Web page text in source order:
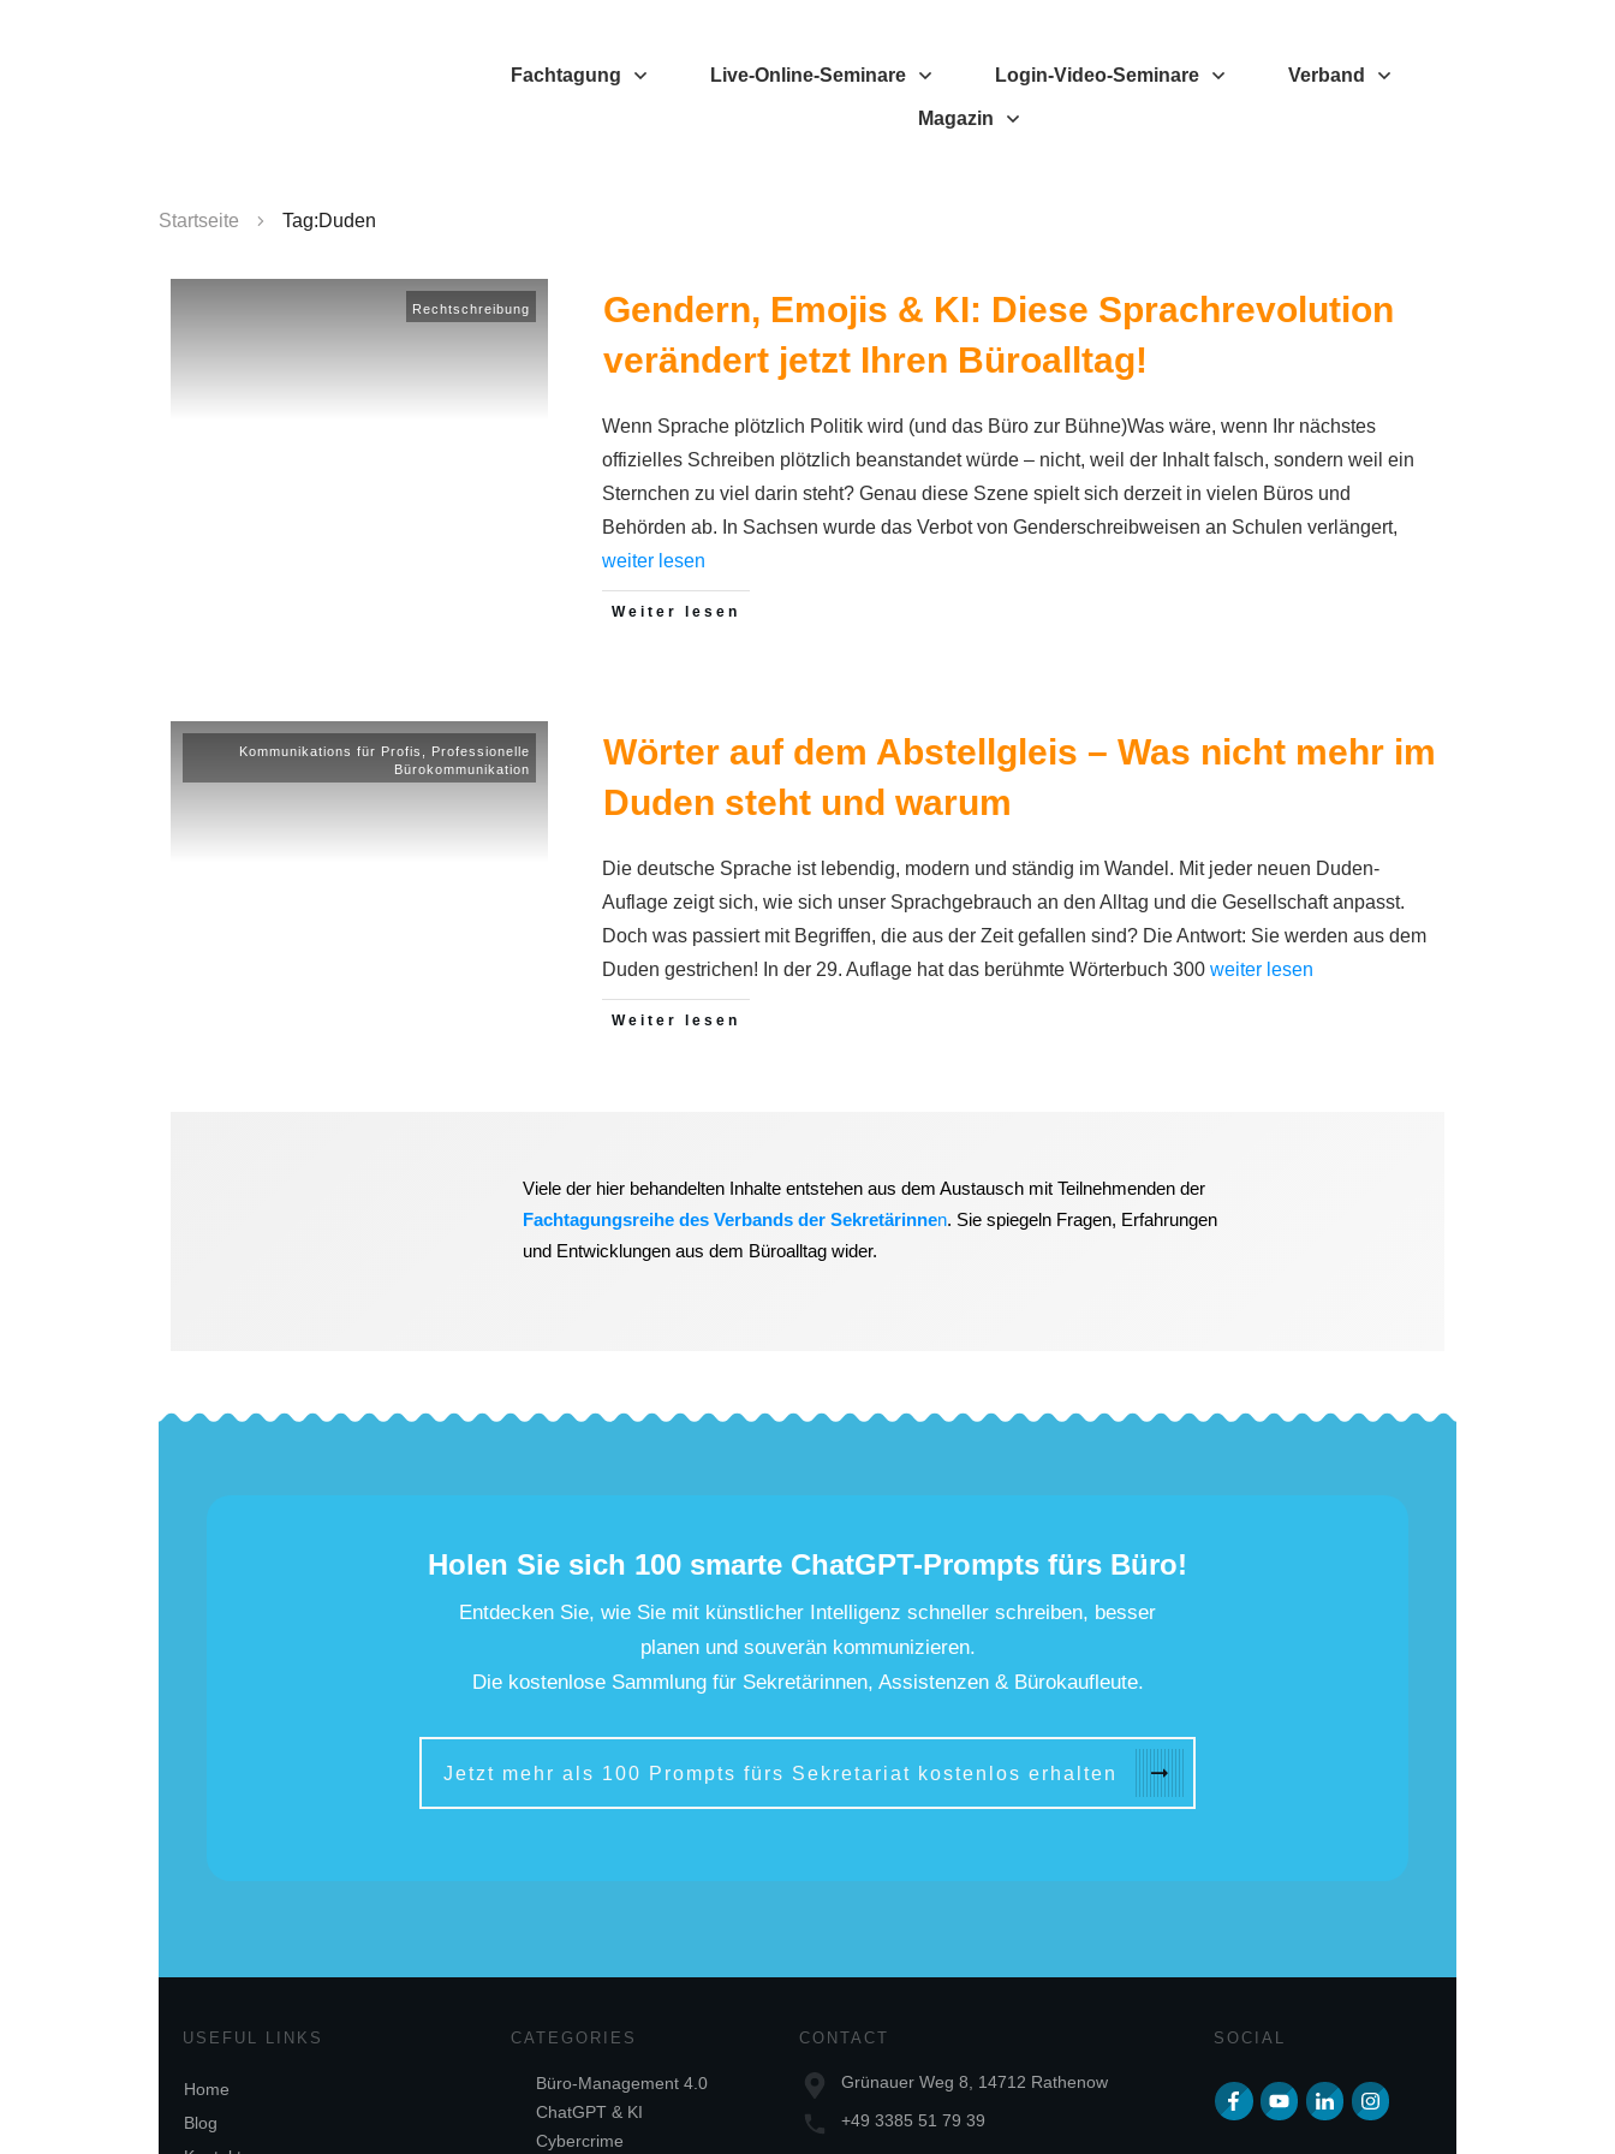
Fachtagung Live-Online-Seminare Login-Video-Seminare Verband
Magazin
Startseite Tag:Duden
Rechtschreibung
Gendern, Emojis & KI: Diese Sprachrevolution
verändert jetzt Ihren Büroalltag!
Wenn Sprache plötzlich Politik wird (und das Büro zur Bühne)Was wäre, wenn Ihr nächstes
offizielles Schreiben plötzlich beanstandet würde – nicht, weil der Inhalt falsch, sondern weil ein
Sternchen zu viel darin steht? Genau diese Szene spielt sich derzeit in vielen Büros und
Behörden ab. In Sachsen wurde das Verbot von Genderschreibweisen an Schulen verlängert,
weiter lesen
Weiter lesen
Kommunikations für Profis
Professionelle
Bürokommunikation
Wörter auf dem Abstellgleis – Was nicht mehr im
Duden steht und warum
Die deutsche Sprache ist lebendig, modern und ständig im Wandel. Mit jeder neuen Duden-
Auflage zeigt sich, wie sich unser Sprachgebrauch an den Alltag und die Gesellschaft anpasst.
Doch was passiert mit Begriffen, die aus der Zeit gefallen sind? Die Antwort: Sie werden aus dem
Duden gestrichen! In der 29. Auflage hat das berühmte Wörterbuch 300weiter lesen
Weiter lesen
Viele der hier behandelten Inhalte entstehen aus dem Austausch mit Teilnehmenden der
Fachtagungsreihe des Verbands der Sekretärinnen. Sie spiegeln Fragen, Erfahrungen
und Entwicklungen aus dem Büroalltag wider.
Holen Sie sich 100 smarte ChatGPT-Prompts fürs Büro!
Entdecken Sie, wie Sie mit künstlicher Intelligenz schneller schreiben, besser
planen und souverän kommunizieren.
Die kostenlose Sammlung für Sekretärinnen, Assistenzen & Bürokaufleute.
Jetzt mehr als 100 Prompts fürs Sekretariat kostenlos erhalten
USEFUL LINKS
Home
Blog
CATEGORIES
Büro-Management 4.0
ChatGPT & KI
Cybercrime
CONTACT
Grünauer Weg 8, 14712 Rathenow
+49 3385 51 79 39
SOCIAL